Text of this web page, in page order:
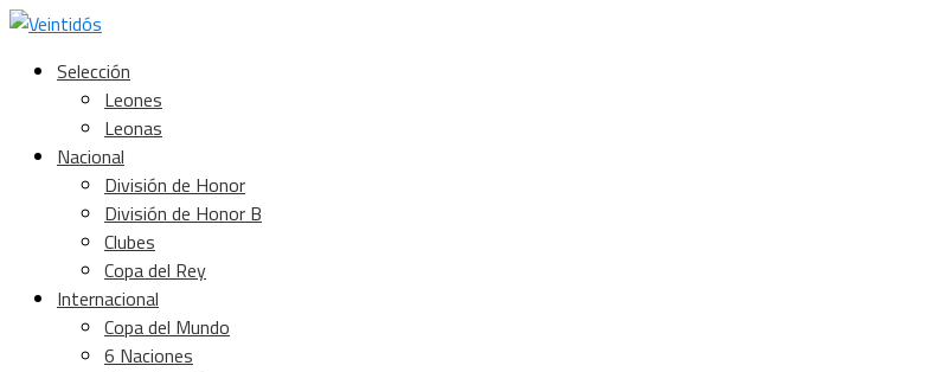
Selección
Leones
Leonas
Nacional
División de Honor
División de Honor B
Clubes
Copa del Rey
Internacional
Copa del Mundo
6 Naciones